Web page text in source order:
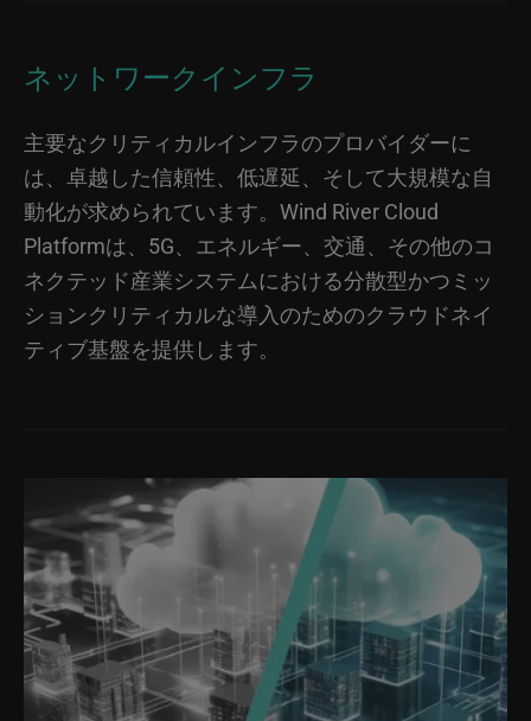
ネットワークインフラ
主要なクリティカルインフラのプロバイダーに
は、卓越した信頼性、低遅延、そして大規模な自
動化が求められています。Wind River Cloud
Platformは、5G、エネルギー、交通、その他のコ
ネクテッド産業システムにおける分散型かつミッ
ションクリティカルな導入のためのクラウドネイ
ティブ基盤を提供します。